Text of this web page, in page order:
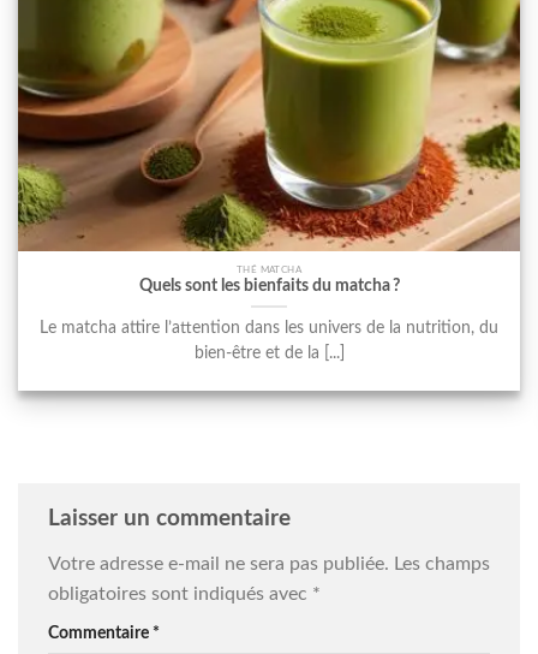
THÉ MATCHA
Quels sont les bienfaits du matcha ?
Le matcha attire l’attention dans les univers de la nutrition, du
bien-être et de la [...]
Laisser un commentaire
Votre adresse e-mail ne sera pas publiée. Les champs
obligatoires sont indiqués avec *
Commentaire *